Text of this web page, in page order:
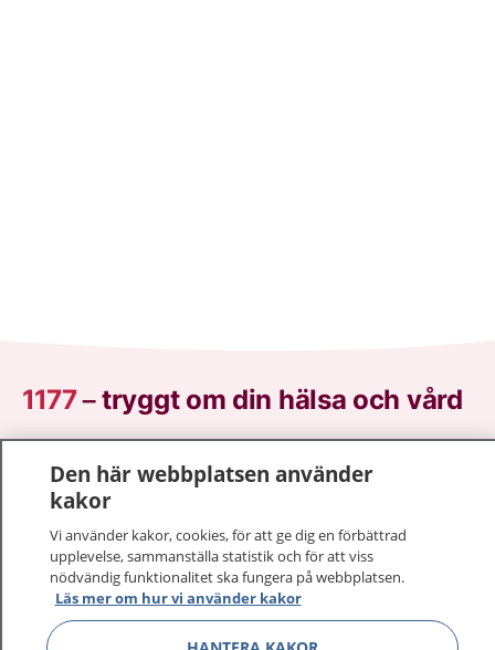
1177–tryggt om din hälsa och vård
sjukdomar och vilka mottagningar du kan kontakta.
Logga in för att läsa din journal och göra dina
vårdärenden. Ring telefonnummer 1177 för
sjukvårdsrådgivning dygnet runt.
1177 ger dig råd när du vill må bättre.
Den här webbplatsen använder
kakor
Vi använder kakor, cookies, för att ge dig en förbättrad
upplevelse, sammanställa statistik och för att viss
nödvändig funktionalitet ska fungera på webbplatsen.
Läs mer om hur vi använder kakor